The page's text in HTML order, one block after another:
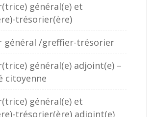
général(e) et
trésorier(ère)
général /greffier-trésorier
général(e) adjoint(e) –
citoyenne
général(e) et
trésorier(ère) adjoint(e)